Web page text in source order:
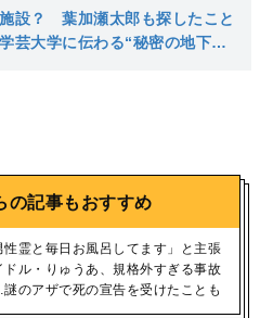
談を語り続ける可能性
設？ 葉加瀬太郎も探したこと
芸大学に伝わる“秘密の地下通
の記事もおすすめ
性霊と毎日お風呂してます」と主張
ドル・りゅうあ、規格外すぎる事故
のアザで死の宣告を受けたことも